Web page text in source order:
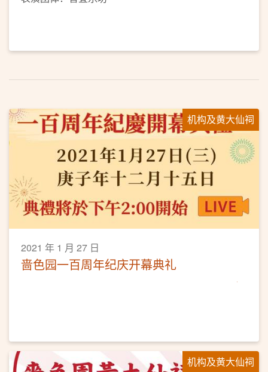
机构及黄大仙祠
2021 年 1 月 27 日
啬色园一百周年纪庆开幕典礼
机构及黄大仙祠